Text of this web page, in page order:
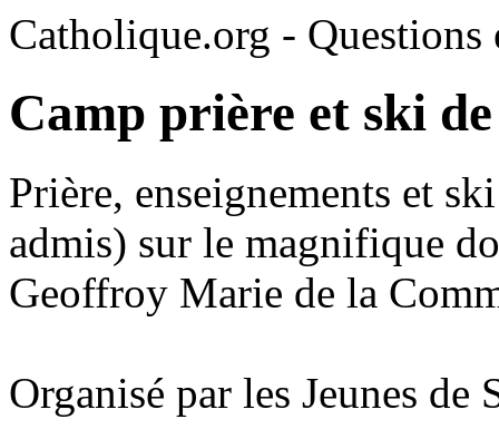
Catholique.org - Questions
Camp prière et ski
Prière, enseignements et
admis) sur le magnifique
Geoffroy Marie de la
Organisé par les Jeunes de